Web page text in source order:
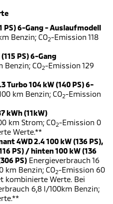
PS) 6-Gang - Auslaufmodell
Benzin; CO2-Emission 118
PS) 6-Gang
Benzin; CO2-Emission 129
Turbo 104 kW (140 PS) 6-
km Benzin; CO2-Emission
kWh (11kW)
km Strom; CO2-Emission 0
Werte.**
4WD 2.4 100 kW (136 PS),
PS) / hinten 100 kW (136
PS) Energieverbrauch 16
km Benzin; CO2-Emission 60
kombinierte Werte. Bei
6,8 l/100km Benzin;